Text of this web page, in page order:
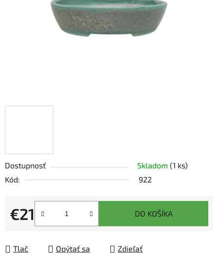
Dostupnosť Skladom (1 ks)
Kód:
922
€21
Jednotková cena:
DO KOŠÍKA
Tlač Opýtať sa Zdieľať